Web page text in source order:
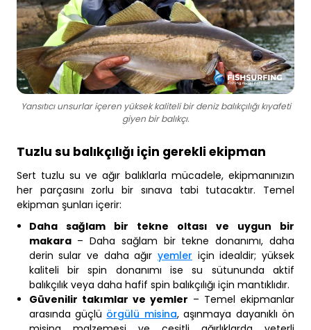
Yansıtıcı unsurlar içeren yüksek kaliteli bir deniz balıkçılığı kıyafeti
giyen bir balıkçı.
Tuzlu su balıkçılığı için gerekli ekipman
Sert tuzlu su ve ağır balıklarla mücadele, ekipmanınızın
her parçasını zorlu bir sınava tabi tutacaktır. Temel
ekipman şunları içerir:
Daha sağlam bir tekne oltası ve uygun bir
makara– Daha sağlam bir tekne donanımı, daha
derin sular ve daha ağır yemler için idealdir; yüksek
kaliteli bir spin donanımı ise su sütununda aktif
balıkçılık veya daha hafif spin balıkçılığı için mantıklıdır.
Güvenilir takımlar ve yemler – Temel ekipmanlar
arasında güçlü örgülü misina, aşınmaya dayanıklı ön